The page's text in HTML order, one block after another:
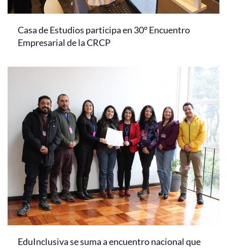
Casa de Estudios participa en 30° Encuentro
Empresarial de la CRCP
EduInclusiva se suma a encuentro nacional que